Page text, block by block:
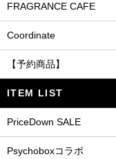
FRAGRANCE CAFE
Coordinate
【予約商品】
ITEM LIST
PriceDown SALE
Psychoboxコラボ